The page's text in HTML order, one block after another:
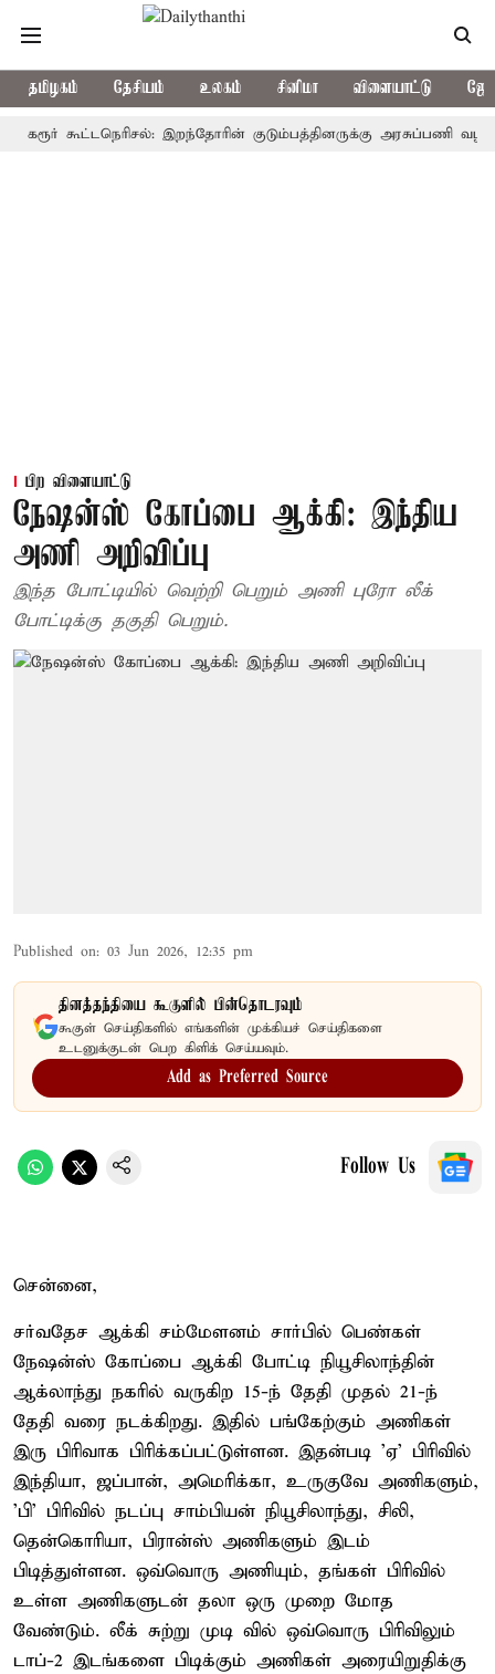
தமிழகம் தேசியம் உலகம் சினிமா விளையாட்டு
கூட்டநெரிசல்: இறந்தோரின் குடும்பத்தினருக்கு அரசுப்பணி வழக்கு;
பிற விளையாட்டு
நேஷன்ஸ் கோப்பை ஆக்கி: இந்திய
அணி அறிவிப்பு
இந்த போட்டியில் வெற்றி பெறும் அணி புரோ லீக்
போட்டிக்கு தகுதி பெறும்.
Published on: 03 Jun 2026, 12:35 pm
தினத்தந்தியை கூகுளில் பின்தொடரவும்
கூகுள் செய்திகளில் எங்களின் முக்கியச் செய்திகளை
உடனுக்குடன் பெற கிளிக் செய்யவும்.
Add as Preferred Source
Follow Us
சென்னை,
சர்வதேச ஆக்கி சம்மேளனம் சார்பில் பெண்கள்
நேஷன்ஸ் கோப்பை ஆக்கி போட்டி நியூசிலாந்தின்
ஆக்லாந்து நகரில் வருகிற 15-ந் தேதி முதல் 21-ந்
தேதி வரை நடக்கிறது. இதில் பங்கேற்கும் அணிகள்
இரு பிரிவாக பிரிக்கப்பட்டுள்ளன. இதன்படி 'ஏ' பிரிவில்
இந்தியா, ஜப்பான், அமெரிக்கா, உருகுவே அணிகளும்,
'பி' பிரிவில் நடப்பு சாம்பியன் நியூசிலாந்து, சிலி,
தென்கொரியா, பிரான்ஸ் அணிகளும் இடம்
பிடித்துள்ளன. ஒவ்வொரு அணியும், தங்கள் பிரிவில்
உள்ள அணிகளுடன் தலா ஒரு முறை மோத
வேண்டும். லீக் சுற்று முடி வில் ஒவ்வொரு பிரிவிலும்
டாப்-2 இடங்களை பிடிக்கும் அணிகள் அரையிறுதிக்கு